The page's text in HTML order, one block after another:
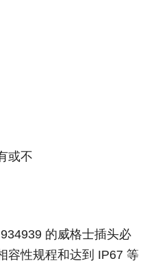
或不
的威格士插头必
容性规程和达到 IP67 等